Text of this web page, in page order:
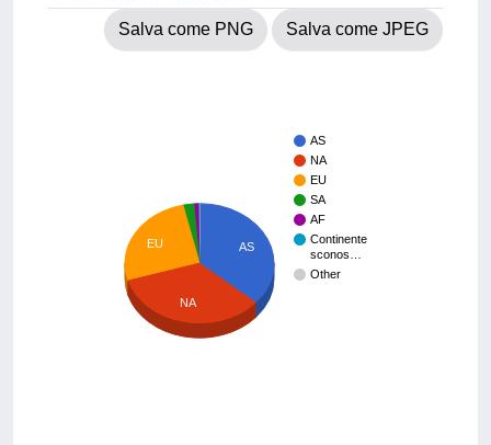
Salva come PNG Salva come JPEG
AS
NA
EU
SA
AF
Continente
sconos…
Other
AS
EU
NA